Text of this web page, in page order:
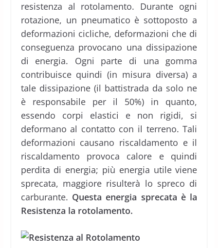
resistenza al rotolamento. Durante ogni
rotazione, un pneumatico è sottoposto a
deformazioni cicliche, deformazioni che di
conseguenza provocano una dissipazione
di energia. Ogni parte di una gomma
contribuisce quindi (in misura diversa) a
tale dissipazione (il battistrada da solo ne
è responsabile per il 50%) in quanto,
essendo corpi elastici e non rigidi, si
deformano al contatto con il terreno. Tali
deformazioni causano riscaldamento e il
riscaldamento provoca calore e quindi
perdita di energia; più energia utile viene
sprecata, maggiore risulterà lo spreco di
carburante. Questa energia sprecata è la
Resistenza la rotolamento.